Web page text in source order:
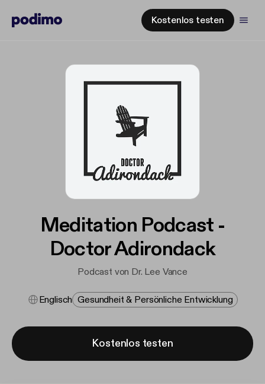
Kostenlos testen
Meditation Podcast -
Doctor Adirondack
Podcast von Dr. Lee Vance
Englisch Gesundheit & Persönliche Entwicklung
Kostenlos testen